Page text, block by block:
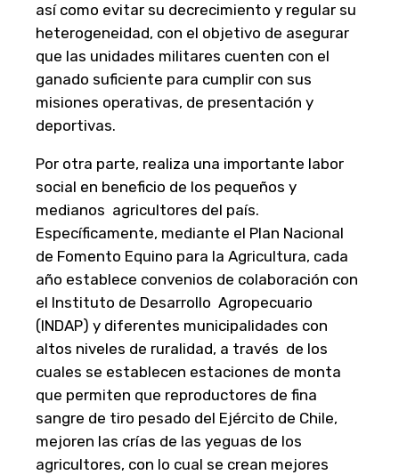
así como evitar su decrecimiento y regular su
heterogeneidad, con el objetivo de asegurar
que las unidades militares cuenten con el
ganado suficiente para cumplir con sus
misiones operativas, de presentación y
deportivas.
Por otra parte, realiza una importante labor
social en beneficio de los pequeños y
medianos agricultores del país.
Específicamente, mediante el Plan Nacional
de Fomento Equino para la Agricultura, cada
año establece convenios de colaboración con
el Instituto de Desarrollo Agropecuario
(INDAP) y diferentes municipalidades con
altos niveles de ruralidad, a través de los
cuales se establecen estaciones de monta
que permiten que reproductores de fina
sangre de tiro pesado del Ejército de Chile,
mejoren las crías de las yeguas de los
agricultores, con lo cual se crean mejores